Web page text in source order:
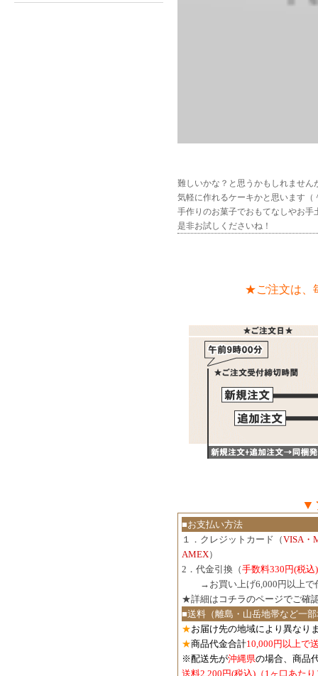
難しいかな？と思うかもしれません
気軽に作れるケーキかと思います（
手作りのお菓子でおもてなしやお手
是非お試しくださいね！
★ご注文は、
▼
■お支払い方法
１．クレジットカード（VISA・
AMEX）
2．代金引換（手数料330円(税込)
→お買い上げ6,000円以上で
★詳細は コチラのページでご確
■送料（離島・山岳地帯など一
★お届け先の地域により異なり
★商品代金合計10,000円以上で
※配送先が沖縄県の場合、商品
送料2,200円(税込)（1ヶ口あたり